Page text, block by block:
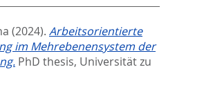
(2024). Arbeitsorientierte
im Mehrebenensystem der
PhD thesis, Universität zu